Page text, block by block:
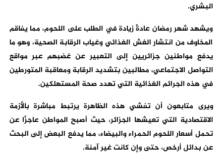
البشري.
ويشهد شهر رمضان عادةً زيادة في الطلب على اللحوم، مما يفاقم
المخاوف من انتشار الغش الغذائي وغياب الرقابة الصحية، وهو ما
يدفع مواطنين جزائريين إلى التعبير عن غضبهم عبر مواقع
التواصل الاجتماعي، مطالبين بتشديد الرقابة ومعاقبة المتورطين
في هذه الجرائم الغذائية التي تهدد صحة المستهلكين.
ويرى متابعون أن تفشي هذه الظاهرة يرتبط مباشرة بالأزمة
الاقتصادية التي تعيشها الجزائر، حيث أصبح المواطن عاجزًا عن
تحمل أسعار اللحوم الحمراء والبيضاء، مما يدفع البعض إلى البحث
عن بدائل أرخص، حتى وإن كانت غير آمنة.